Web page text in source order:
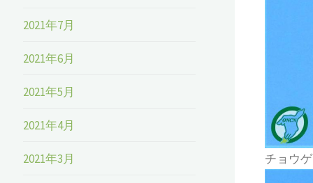
チョウ
2021年7月
2021年6月
2021年5月
2021年4月
2021年3月